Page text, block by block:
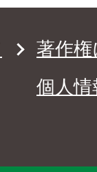
著作
個人